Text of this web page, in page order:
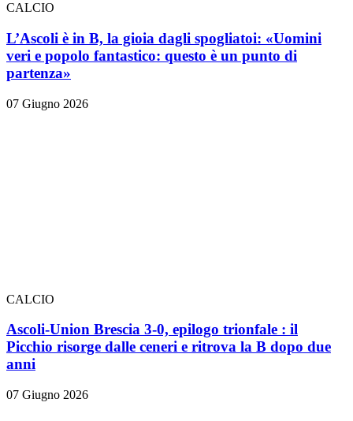
CALCIO
L’Ascoli è in B, la gioia dagli spogliatoi: «Uomini
veri e popolo fantastico: questo è un punto di
partenza»
07 Giugno 2026
CALCIO
Ascoli-Union Brescia 3-0, epilogo trionfale : il
Picchio risorge dalle ceneri e ritrova la B dopo due
anni
07 Giugno 2026